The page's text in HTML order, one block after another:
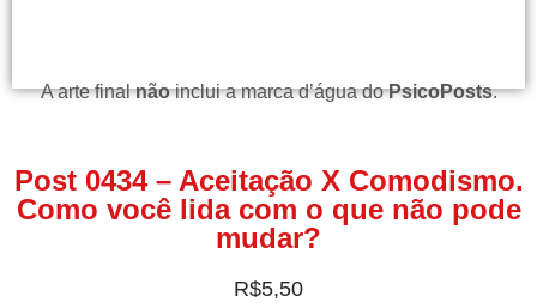
A arte finalnãoinclui a marca d’água doPsicoPosts.
Post 0434 – Aceitação X Comodismo.
Como você lida com o que não pode
mudar?
R$5,50